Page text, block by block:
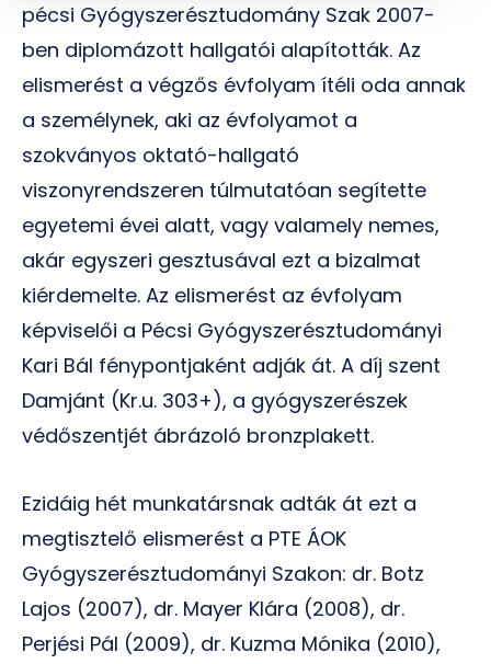
pécsi Gyógyszerésztudomány Szak 2007-
ben diplomázott hallgatói alapították. Az
elismerést a végzős évfolyam ítéli oda annak
a személynek, aki az évfolyamot a
szokványos oktató-hallgató
viszonyrendszeren túlmutatóan segítette
egyetemi évei alatt, vagy valamely nemes,
akár egyszeri gesztusával ezt a bizalmat
kiérdemelte. Az elismerést az évfolyam
képviselői a Pécsi Gyógyszerésztudományi
Kari Bál fénypontjaként adják át. A díj szent
Damjánt (Kr.u. 303+), a gyógyszerészek
védőszentjét ábrázoló bronzplakett.
Ezidáig hét munkatársnak adták át ezt a
megtisztelő elismerést a PTE ÁOK
Gyógyszerésztudományi Szakon: dr. Botz
Lajos (2007), dr. Mayer Klára (2008), dr.
Perjési Pál (2009), dr. Kuzma Mónika (2010),